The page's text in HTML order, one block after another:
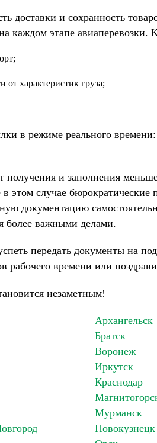
доставки и сохранность
каждом этапе авиаперевозки.
от характеристик груза;
в режиме реального
получения и заполнения
этом случае
документацию
более важными делами.
передать документы на
рабочего времени или
незаметным!
Архангельск
Братск
Воронеж
Иркутск
Краснодар
Мурманск
Новокузнецк